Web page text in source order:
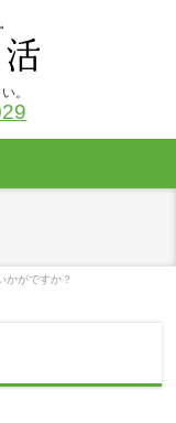
。
かがですか？